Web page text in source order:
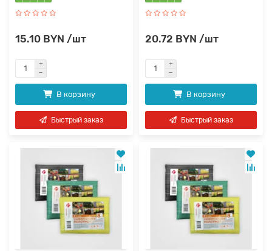
15.10 BYN /шт
В корзину
Быстрый заказ
20.72 BYN /шт
В корзину
Быстрый заказ